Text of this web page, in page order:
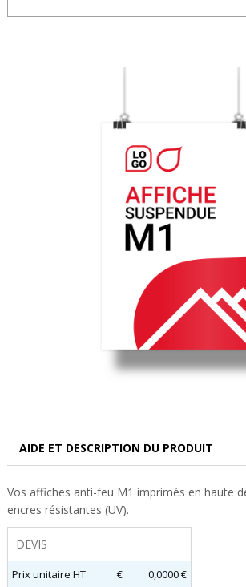
AIDE ET DESCRIPTION DU PRODUIT
Vos affiches anti-feu M1 imprimés en haute
encres résistantes (UV).
DEVIS
Prix unitaire HT €
0,0000 €